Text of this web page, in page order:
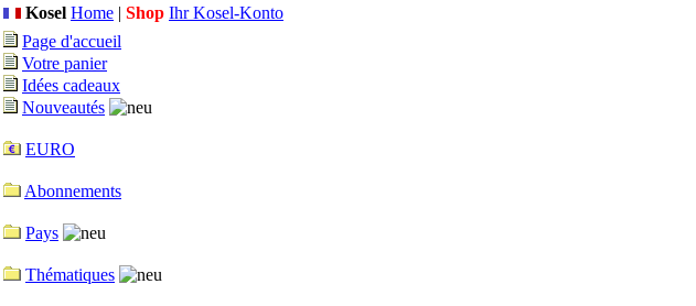
Kosel Home | Shop Ihr Kosel-Konto
Page d'accueil
Votre panier
Idées cadeaux
Nouveautés
EURO
Abonnements
Pays
Thématiques